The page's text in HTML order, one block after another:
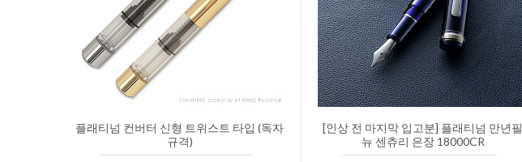
플래티넘 컨버터 신형 트위스트 타입 (독자
규격)
[인상 전 마지막 입고분] 플래티넘 만년필
뉴 센츄리 은장 18000CR